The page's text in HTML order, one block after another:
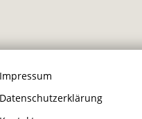
Impressum
Datenschutzerklärung